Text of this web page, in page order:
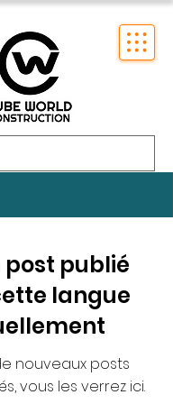
post publié
langue
nouveaux posts
vous les verrez ici.